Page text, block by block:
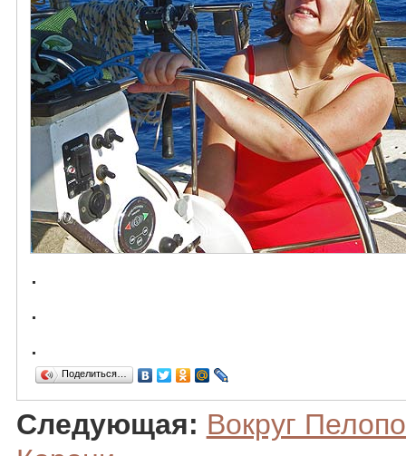
.
.
.
Поделиться…
Следующая: Вокруг